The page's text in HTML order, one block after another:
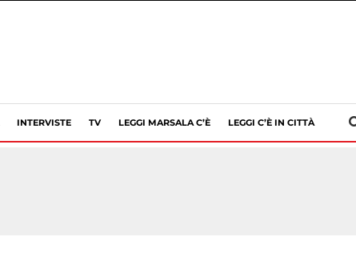
INTERVISTE TV LEGGI MARSALA C’È LEGGI C’È IN CITTÀ